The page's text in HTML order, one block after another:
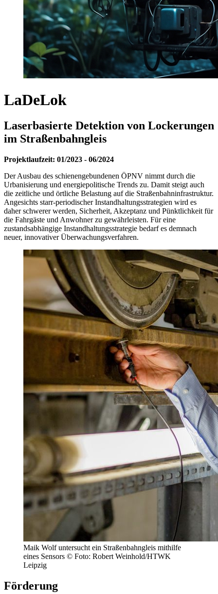
LaDeLok
Laserbasierte Detektion von Lockerungen
im Straßenbahngleis
Projektlaufzeit: 01/2023 - 06/2024
Der Ausbau des schienengebundenen ÖPNV nimmt durch die
Urbanisierung und energiepolitische Trends zu. Damit steigt auch
die zeitliche und örtliche Belastung auf die Straßenbahninfrastruktur.
Angesichts starr-periodischer Instandhaltungsstrategien wird es
daher schwerer werden, Sicherheit, Akzeptanz und Pünktlichkeit für
die Fahrgäste und Anwohner zu gewährleisten. Für eine
zustandsabhängige Instandhaltungsstrategie bedarf es demnach
neuer, innovativer Überwachungsverfahren.
Maik Wolf untersucht ein Straßenbahngleis mithilfe
eines Sensors © Foto: Robert Weinhold/HTWK
Leipzig
Förderung